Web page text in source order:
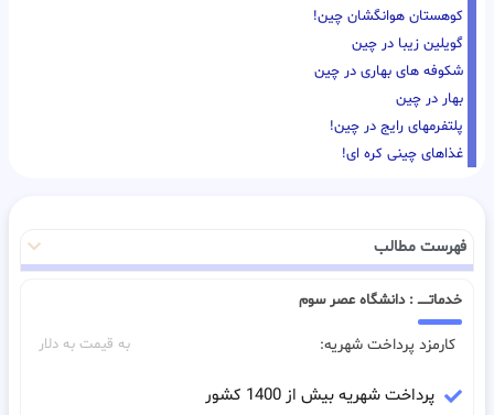
کوهستان هوانگشان چین!
گویلین زیبا در چین
شکوفه های بهاری در چین
بهار در چین
پلتفرمهای رایج در چین!
غذاهای چینی کره ای!
فهرست مطالب
خدماتـــــ : دانشگاه عصر سوم
کارمزد پرداخت شهریه: به قیمت به دلار
پرداخت شهریه بیش از 1400 کشور